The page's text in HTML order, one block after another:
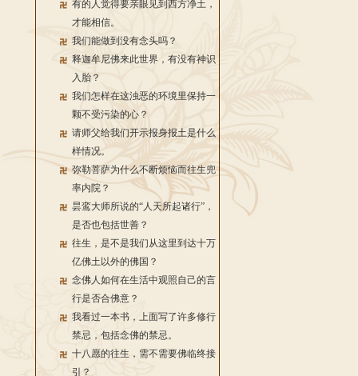
有的人觉得要亲眼见到西方净土，
才能相信。
我们能做到没有念头吗？
释迦牟尼佛来此世界，有没有神识
入胎？
我们怎样在这浊恶的环境里保持一
颗不受污染的心？
请师父给我们开示报身报土是什么
样情况。
弥勒菩萨为什么不断烦恼而往生兜
率内院？
昙鸾大师所说的“人天所起诸行”，
是否也包括世善？
往生，是不是我们从这里到达十万
亿佛土以外的佛国？
念佛人如何在生活中观照自己的言
行是否合佛意？
我看过一本书，上面写了许多修行
禁忌，包括念佛的禁忌。
十八愿的往生，需不需要佛临终接
引？